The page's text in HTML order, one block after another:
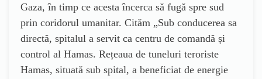
Gaza, în timp ce acesta încerca să fugă spre sud
prin coridorul umanitar. Cităm „Sub conducerea sa
directă, spitalul a servit ca centru de comandă și
control al Hamas. Rețeaua de tuneluri teroriste
Hamas, situată sub spital, a beneficiat de energie